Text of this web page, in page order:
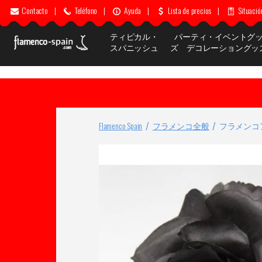
Contacto | Teléfono | Ayuda | Lista de precios |
ティピカル・
スパニッシュ
パーティ・イベントグ
ズ デコレーショングッ
Flamenco Spain フラメンコ全般 フラメン